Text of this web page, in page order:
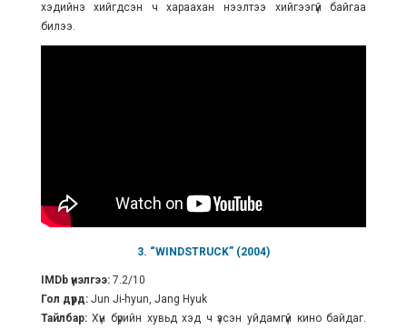
хэдийнэ хийгдсэн ч хараахан нээлтээ хийгээгүй байгаа
билээ.
3. “WINDSTRUCK” (2004)
IMDb үнэлгээ: 7.2/10
Гол дүрд: Jun Ji-hyun, Jang Hyuk
Тайлбар:Хүн бүрийн хувьд хэд ч үзсэн уйдамгүй кино байдаг.